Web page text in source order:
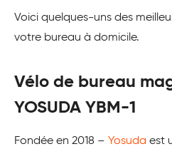
Voici quelques-uns des
votre bureau à domicile.
Vélo de bureau
YOSUDA YBM-1
Fondée en 2018 – Yosuda est